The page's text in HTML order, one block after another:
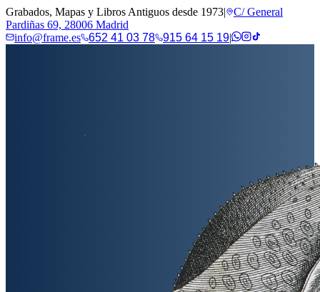
Grabados, Mapas y Libros Antiguos desde 1973|
C/ General
Pardiñas 69, 28006 Madrid
info@frame.es
652 41 03 78 915 64 15 19|